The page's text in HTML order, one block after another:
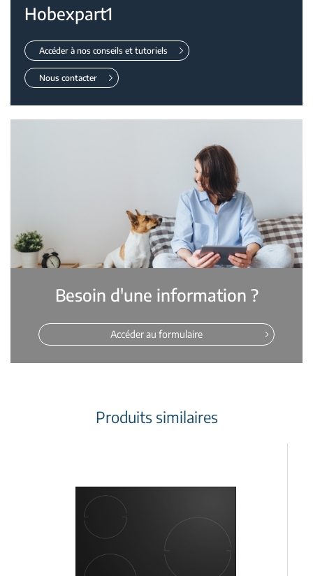
Hobexpart1
Accéder à nos conseils et tutoriels
Nous contacter
Besoin d'une information ?
Accéder au formulaire
Produits similaires